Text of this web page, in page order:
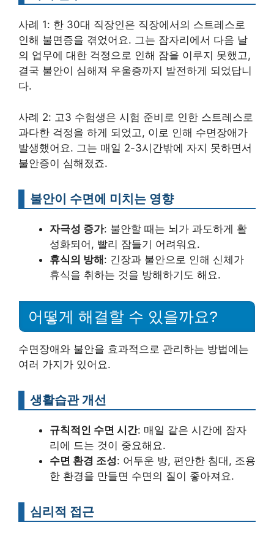
사례 1: 한 30대 직장인은 직장에서의 스트레스로
인해 불면증을 겪었어요. 그는 잠자리에서 다음 날
의 업무에 대한 걱정으로 인해 잠을 이루지 못했고,
결국 불안이 심해져 우울증까지 발전하게 되었답니
다.
사례 2: 고3 수험생은 시험 준비로 인한 스트레스로
과다한 걱정을 하게 되었고, 이로 인해 수면장애가
발생했어요. 그는 매일 2-3시간밖에 자지 못하면서
불안증이 심해졌죠.
불안이 수면에 미치는 영향
자극성 증가: 불안할 때는 뇌가 과도하게 활
성화되어, 빨리 잠들기 어려워요.
휴식의 방해: 긴장과 불안으로 인해 신체가
휴식을 취하는 것을 방해하기도 해요.
어떻게 해결할 수 있을까요?
수면장애와 불안을 효과적으로 관리하는 방법에는
여러 가지가 있어요.
생활습관 개선
규칙적인 수면 시간: 매일 같은 시간에 잠자
리에 드는 것이 중요해요.
수면 환경 조성: 어두운 방, 편안한 침대, 조용
한 환경을 만들면 수면의 질이 좋아져요.
심리적 접근